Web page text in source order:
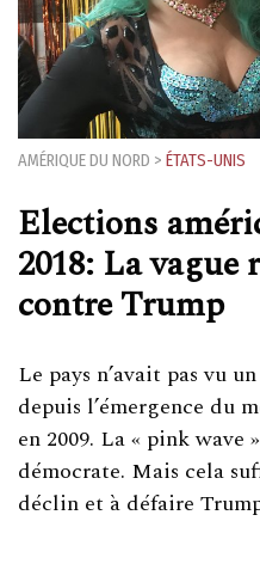
AMÉRIQUE DU NORD > ÉTATS-UNIS
Elections
2018: La vague
contre Trump
Le pays n’avait pas vu
depuis l’émergence du
en 2009. La « pink wave
démocrate. Mais cela
déclin et à défaire